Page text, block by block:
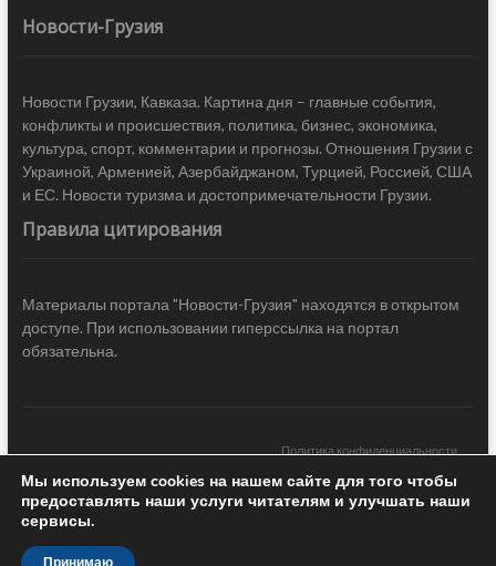
Новости-Грузия
Новости Грузии, Кавказа. Картина дня – главные события,
конфликты и происшествия, политика, бизнес, экономика,
культура, спорт, комментарии и прогнозы. Отношения Грузии с
Украиной, Арменией, Азербайджаном, Турцией, Россией, США
и ЕС. Новости туризма и достопримечательности Грузии.
Правила цитирования
Материалы портала "Новости-Грузия" находятся в открытом
доступе. При использовании гиперссылка на портал
обязательна.
Политика конфиденциальности
Новости Грузии| Black Sea Press LTD © 2020 All Rights Reserved /
Design & development —
Мы используем cookies на нашем сайте для того чтобы
предоставлять наши услуги читателям и улучшать наши
сервисы.